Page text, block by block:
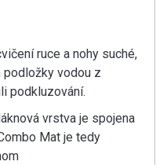
ruce a nohy suché,
vodou z
podkluzování.
vrstva je spojena
Mat je tedy